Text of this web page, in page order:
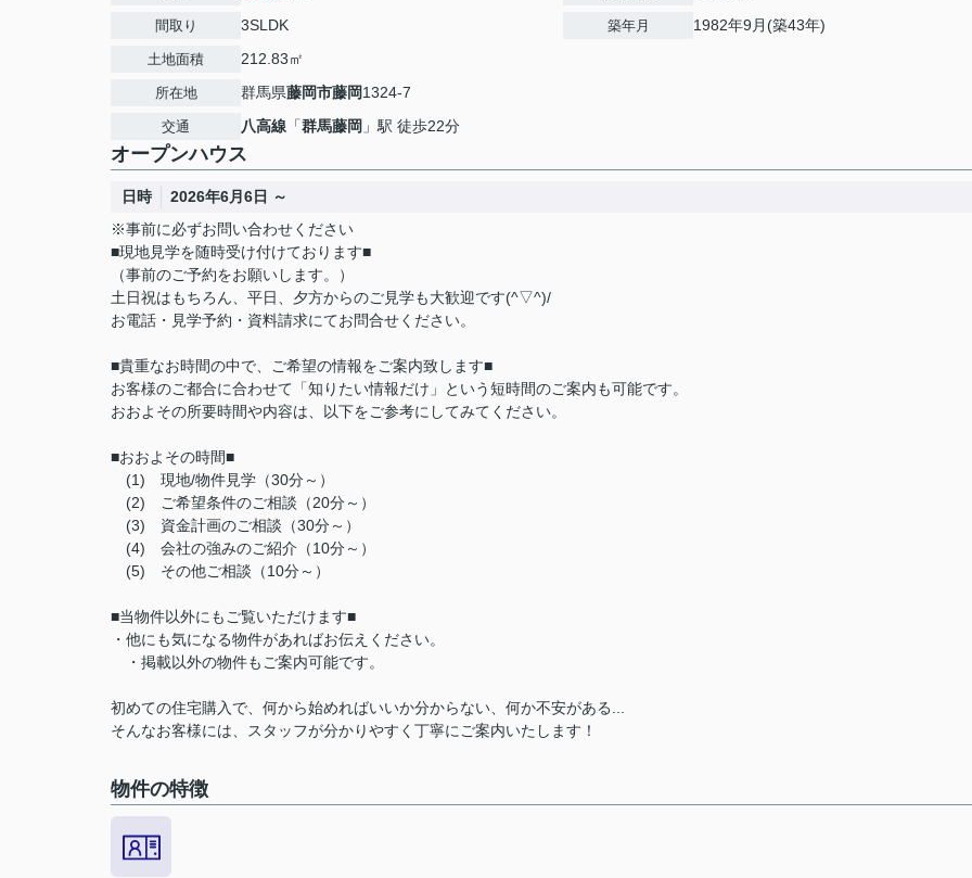
間取り 3SLDK
土地面積 212.83㎡
所在地 群馬県藤岡市藤岡1324-7
交通 八高線 「群馬藤岡 」駅 徒歩22分
築年月 1982年9月(築43年)
オープンハウス
日時
2026年6月6日 ～
※事前に必ずお問い合わせください
■現地見学を随時受け付けております■
（事前のご予約をお願いします。）
土日祝はもちろん、平日、夕方からのご見学も大歓迎です(^▽^)/
お電話・見学予約・資料請求にてお問合せください。
■貴重なお時間の中で、ご希望の情報をご案内致します■
お客様のご都合に合わせて「知りたい情報だけ」という短時間のご案内も可能です。
おおよその所要時間や内容は、以下をご参考にしてみてください。
■おおよその時間■
(1) 現地/物件見学（30分～）
(2) ご希望条件のご相談（20分～）
(3) 資金計画のご相談（30分～）
(4) 会社の強みのご紹介（10分～）
(5) その他ご相談（10分～）
■当物件以外にもご覧いただけます■
・他にも気になる物件があればお伝えください。
・掲載以外の物件もご案内可能です。
初めての住宅購入で、何から始めればいいか分からない、何か不安がある...
そんなお客様には、スタッフが分かりやすく丁寧にご案内いたします！
物件の特徴